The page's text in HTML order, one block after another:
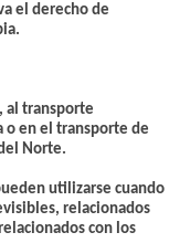
el derecho de
al transporte
o en el transporte de
Norte.
utilizarse cuando
relacionados
con los